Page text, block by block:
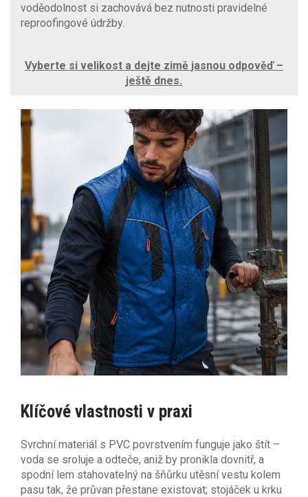
voděodolnost si zachovává bez nutnosti pravidelné
reproofingové údržby.
Vyberte si velikost a dejte zimě jasnou odpověď –
ještě dnes.
Klíčové vlastnosti v praxi
Svrchní materiál s PVC povrstvením funguje jako štít –
voda se sroluje a odteče, aniž by pronikla dovnitř, a
spodní lem stahovatelný na šňůrku utěsní vestu kolem
pasu tak, že průvan přestane existovat; stojáček u krku